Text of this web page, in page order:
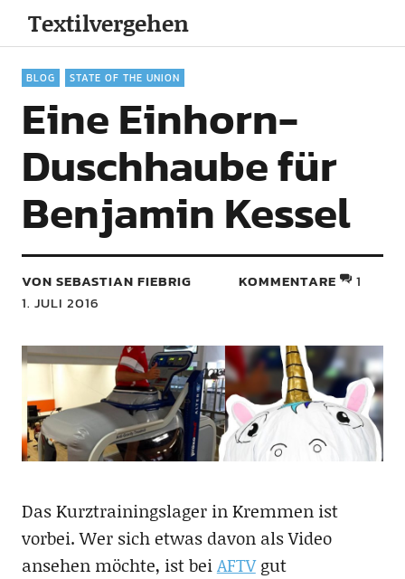
Textilvergehen
BLOG STATE OF THE UNION
Eine Einhorn-
Duschhaube für
Benjamin Kessel
VON SEBASTIAN FIEBRIG
1. JULI 2016
KOMMENTARE 1
Das Kurztrainingslager in Kremmen ist
vorbei. Wer sich etwas davon als Video
ansehen möchte, ist beiAFTVgut